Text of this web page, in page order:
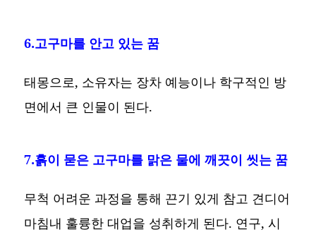
6.고구마를 안고 있는 꿈
태몽으로, 소유자는 장차 예능이나 학구적인 방
면에서 큰 인물이 된다.
7.흙이 묻은 고구마를 맑은 물에 깨끗이 씻는 꿈
무척 어려운 과정을 통해 끈기 있게 참고 견디어
마침내 훌륭한 대업을 성취하게 된다. 연구, 시